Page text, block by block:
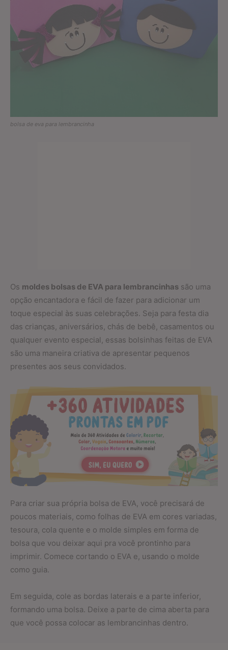
bolsa de eva para lembrancinha
Os moldes bolsas de EVA para lembrancinhas são uma
opção encantadora e fácil de fazer para adicionar um
toque especial às suas celebrações. Seja para festa dia
das crianças, aniversários, chás de bebê, casamentos ou
qualquer evento especial, essas bolsinhas feitas de EVA
são uma maneira criativa de apresentar pequenos
presentes aos seus convidados.
Para criar sua própria bolsa de EVA, você precisará de
poucos materiais, como folhas de EVA em cores variadas,
tesoura, cola quente e o molde simples em forma de
bolsa que vou deixar aqui pra você prontinho para
imprimir. Comece cortando o EVA e, usando o molde
como guia.
Em seguida, cole as bordas laterais e a parte inferior,
formando uma bolsa. Deixe a parte de cima aberta para
que você possa colocar as lembrancinhas dentro.